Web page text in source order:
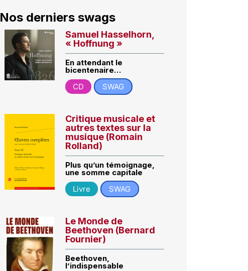
Nos derniers swags
Samuel Hasselhorn,
« Hoffnung »
En attendant le
bicentenaire…
CD
SWAG
Critique musicale et
autres textes sur la
musique (Romain
Rolland)
Plus qu’un témoignage,
une somme capitale
Livre
SWAG
Le Monde de
Beethoven (Bernard
Fournier)
Beethoven,
l’indispensable